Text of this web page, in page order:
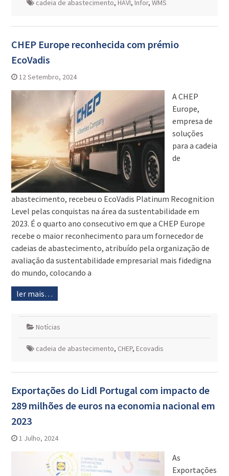
cadeia de abastecimento, HAVI, Infor, WMS
CHEP Europe reconhecida com prémio
EcoVadis
12 Setembro, 2024
A CHEP
Europe,
empresa de
soluções
para a cadeia
de
abastecimento, recebeu o EcoVadis Platinum Recognition
Level pelas conquistas na área da sustentabilidade em
2023. É o quarto ano consecutivo em que a CHEP Europe
recebe o maior reconhecimento para um fornecedor de
cadeias de abastecimento, atribuído pela organização de
avaliação da sustentabilidade empresarial mais fidedigna
do mundo, colocando a
ler mais…
Notícias
cadeia de abastecimento, CHEP, Ecovadis
Exportações do Lidl Portugal com impacto de
289 milhões de euros na economia nacional em
2023
1 Julho, 2024
As
Exportações